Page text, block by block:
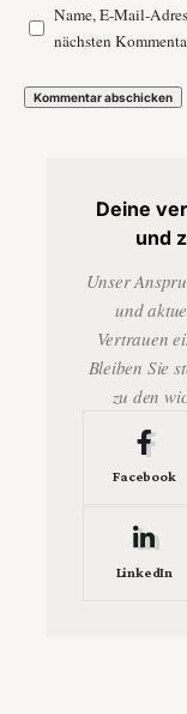
Name, E-Mail-
nächsten
Deine
und
Unser
und
Vertrauen
Bleiben Sie
zu den
Facebook
LinkedIn